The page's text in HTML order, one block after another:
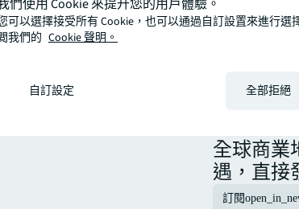
？不要
。
全球商業
遇，直接
訂閱
們使用 Cookie 來提升您的用戶體驗。
可以選擇接受所有 Cookie，也可以通過自訂設置來進行選
我們的 Cookie 聲明。
自訂設定 全部拒絕